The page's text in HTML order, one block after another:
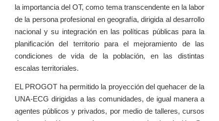
la importancia del OT, como tema transcendente en la labor
de la persona profesional en geografía, dirigida al desarrollo
nacional y su integración en las políticas públicas para la
planificación del territorio para el mejoramiento de las
condiciones de vida de la población, en las distintas
escalas territoriales.
EL PROGOT ha permitido la proyección del quehacer de la
UNA-ECG dirigidas a las comunidades, de igual manera a
agentes públicos y privados, por medio de talleres, cursos